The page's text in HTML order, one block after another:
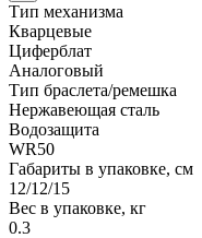
Тип механизма
Кварцевые
Циферблат
Аналоговый
Тип браслета/ремешка
Нержавеющая сталь
Водозащита
WR50
Габариты в упаковке, см
12/12/15
Вес в упаковке, кг
0.3